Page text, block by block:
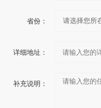
省份：
详细地址：
补充说明：